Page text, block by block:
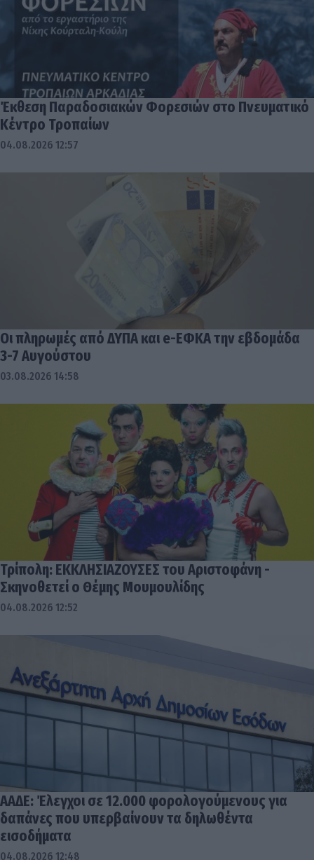
Έκθεση Παραδοσιακών Φορεσιών στο Πνευματικό
Κέντρο Τροπαίων
04.08.2026 12:57
Οι πληρωμές από ΔΥΠΑ και e-ΕΦΚΑ την εβδομάδα
3-7 Αυγούστου
03.08.2026 14:58
Τρίπολη: ΕΚΚΛΗΣΙΑΖΟΥΣΕΣ του Αριστοφάνη -
Σκηνοθετεί ο Θέμης Μουμουλίδης
04.08.2026 12:52
ΑΑΔΕ: Έλεγχοι σε 12.000 φορολογούμενους για
δαπάνες που υπερβαίνουν τα δηλωθέντα
εισοδήματα
04.08.2026 12:48